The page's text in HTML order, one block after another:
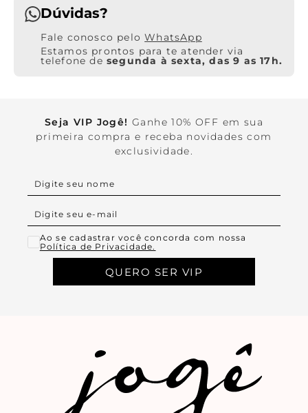
Dúvidas?
WhatsApp
Estamos prontos para te atender via
telefone de segunda à sexta, das 9 as 17h.
Seja VIP Jogê! Ganhe 10% OFF em sua
primeira compra e receba novidades com
exclusividade.
Ao se cadastrar você concorda com nossa
Política de Privacidade.
QUERO SER VIP